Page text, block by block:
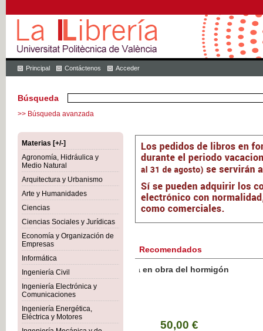
Principal Contáctenos Acceder
Búsqueda
>> Búsqueda avanzada
Materias [+/-]
Agronomía, Hidráulica y
Medio Natural
Arquitectura y Urbanismo
Arte y Humanidades
Ciencias
Ciencias Sociales y Jurídicas
Economía y Organización de
Empresas
Informática
Ingeniería Civil
Ingeniería Electrónica y
Comunicaciones
Ingeniería Energética,
Eléctrica y Motores
Recomendados
Botánica Agroalimentaria